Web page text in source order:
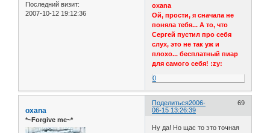
Последний визит:
2007-10-12 19:12:36
oxana
Ой, прости, я сначала не
поняла тебя... А то, что
Сергей пустил про себя
слух, это не так уж и
плохо... бесплатный пиар
для самого себя! :zy:
0
Поделиться 69
2006-
06-15 13:26:39
oxana
*~Forgive me~*
Ну да! Но щас то это точная